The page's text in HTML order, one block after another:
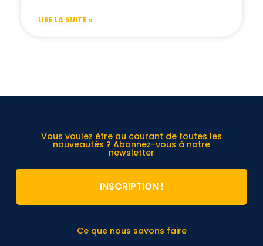
LIRE LA SUITE »
Ce que nous savons faire
Vous voulez être au courant de toutes les
nouveautés ? Abonnez-vous à notre
newsletter
INSCRIPTION !